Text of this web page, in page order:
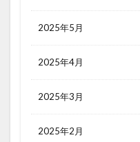
2025年5月
2025年4月
2025年3月
2025年2月